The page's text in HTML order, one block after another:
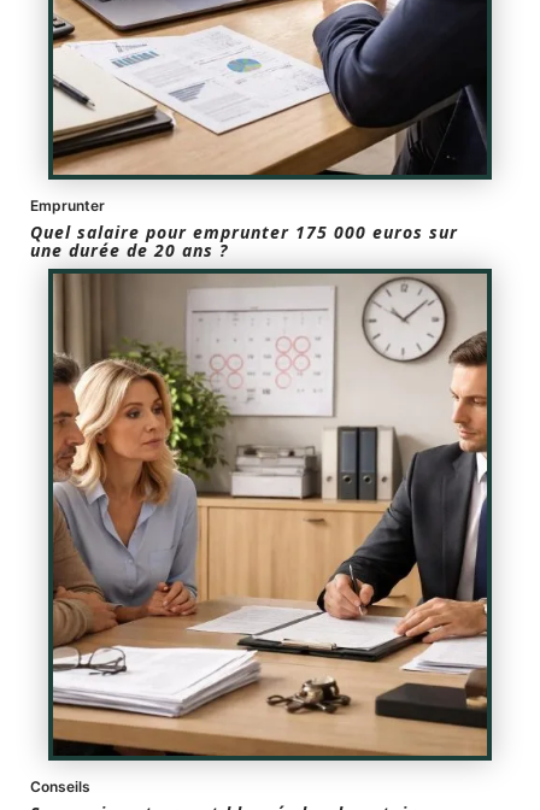
Emprunter
Quel salaire pour emprunter 175 000 euros sur
une durée de 20 ans ?
Conseils